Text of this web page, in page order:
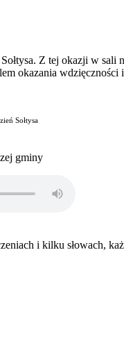
Z tej okazji w
okazania
Sołtysa
gminy
i kilku słowach,